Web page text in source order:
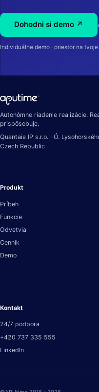
Dohodni si demo ↗
Individuálne demo · priestor na
Autonómne riadenie realizácie.
prispôsobuje.
Quantaia IP s.r.o. · Ó.
Czech Republic
Produkt
Príbeh
Funkcie
Odvetvia
Cenník
Demo
Kontakt
24/7 podpora
+420 737 335 555
LinkedIn